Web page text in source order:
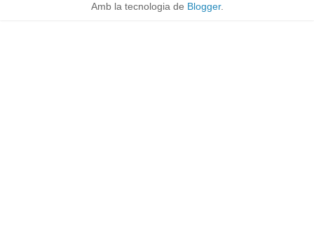
Amb la tecnologia de Blogger.